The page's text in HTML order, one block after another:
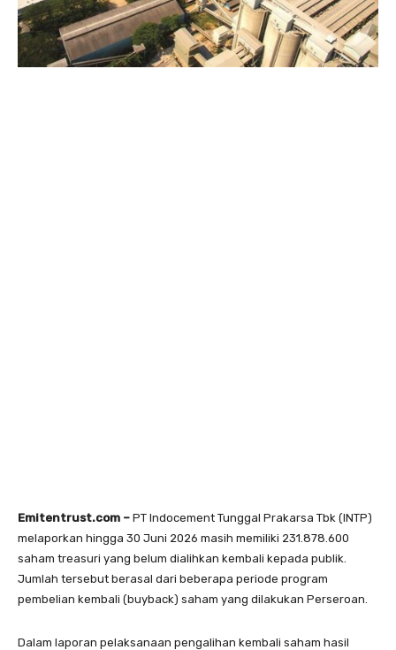
Emitentrust.com – PT Indocement Tunggal Prakarsa Tbk (INTP)
melaporkan hingga 30 Juni 2026 masih memiliki 231.878.600
saham treasuri yang belum dialihkan kembali kepada publik.
Jumlah tersebut berasal dari beberapa periode program
pembelian kembali (buyback) saham yang dilakukan Perseroan.
Dalam laporan pelaksanaan pengalihan kembali saham hasil